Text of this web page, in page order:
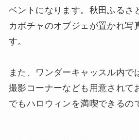
ベントになります。秋田ふるさ
カボチャのオブジェが置かれ写
す。
また、ワンダーキャッスル内で
撮影コーナーなども用意されて
でもハロウィンを満喫できるの